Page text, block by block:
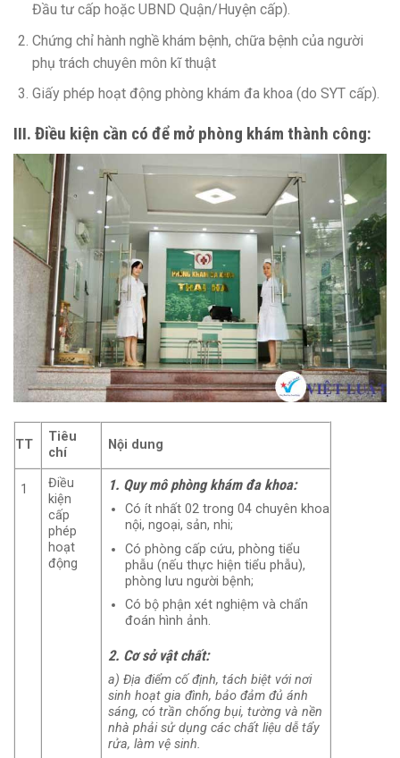
Đầu tư cấp hoặc UBND Quận/Huyện cấp).
Chứng chỉ hành nghề khám bệnh, chữa bệnh của người
phụ trách chuyên môn kĩ thuật
Giấy phép hoạt động phòng khám đa khoa (do SYT cấp).
III. Điều kiện cần có để mở phòng khám thành công:
TT
Tiêu
chí
Nội dung
1
Điều
kiện
cấp
phép
hoạt
động
1. Quy mô phòng khám đa khoa:
Có ít nhất 02 trong 04 chuyên khoa
nội, ngoại, sản, nhi;
Có phòng cấp cứu, phòng tiểu
phẫu (nếu thực hiện tiểu phẫu),
phòng lưu người bệnh;
Có bộ phận xét nghiệm và chẩn
đoán hình ảnh.
2. Cơ sở vật chất:
a) Địa điểm cố định, tách biệt với nơi
sinh hoạt gia đình, bảo đảm đủ ánh
sáng, có trần chống bụi, tường và nền
nhà phải sử dụng các chất liệu dễ tẩy
rửa, làm vệ sinh.